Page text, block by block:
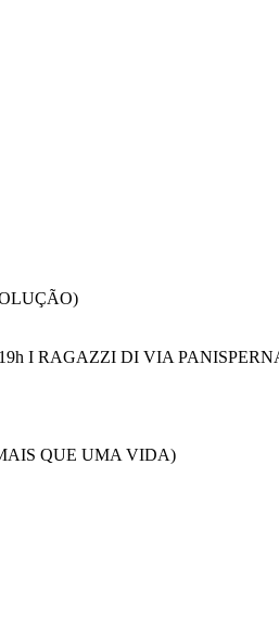
I RAGAZZI DI VIA
QUE UMA VIDA)